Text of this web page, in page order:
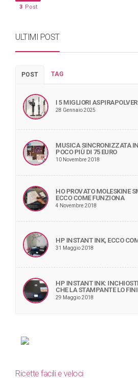
3 Post
ULTIMI POST
POST TAG
I 5 MIGLIORI
28 Gennaio 2025
MUSICA SINCRONIZZATA
POCO PIÙ DI 75 EURO
10 Novembre 2018
HO PROVATO MOLESKINE
ECCO COME FUNZIONA
4 Novembre 2018
HP INSTANT INK, ECCO
31 Maggio 2018
HP INSTANT INK:
CHE LA STAMPANTE LO
29 Maggio 2018
Ricette facili e veloci